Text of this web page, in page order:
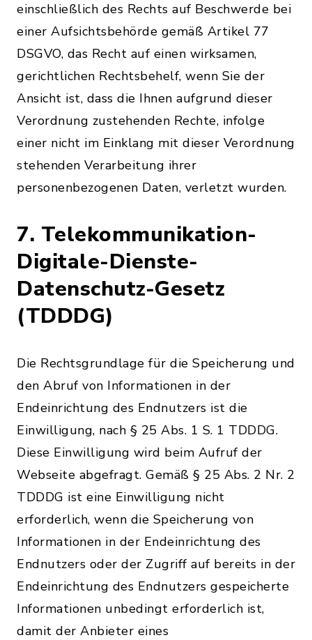
einschließlich des Rechts auf Beschwerde bei
einer Aufsichtsbehörde gemäß Artikel 77
DSGVO, das Recht auf einen wirksamen,
gerichtlichen Rechtsbehelf, wenn Sie der
Ansicht ist, dass die Ihnen aufgrund dieser
Verordnung zustehenden Rechte, infolge
einer nicht im Einklang mit dieser Verordnung
stehenden Verarbeitung ihrer
personenbezogenen Daten, verletzt wurden.
7. Telekommunikation-
Digitale-Dienste-
Datenschutz-Gesetz
(TDDDG)
Die Rechtsgrundlage für die Speicherung und
den Abruf von Informationen in der
Endeinrichtung des Endnutzers ist die
Einwilligung, nach § 25 Abs. 1 S. 1 TDDDG.
Diese Einwilligung wird beim Aufruf der
Webseite abgefragt. Gemäß § 25 Abs. 2 Nr. 2
TDDDG ist eine Einwilligung nicht
erforderlich, wenn die Speicherung von
Informationen in der Endeinrichtung des
Endnutzers oder der Zugriff auf bereits in der
Endeinrichtung des Endnutzers gespeicherte
Informationen unbedingt erforderlich ist,
damit der Anbieter eines